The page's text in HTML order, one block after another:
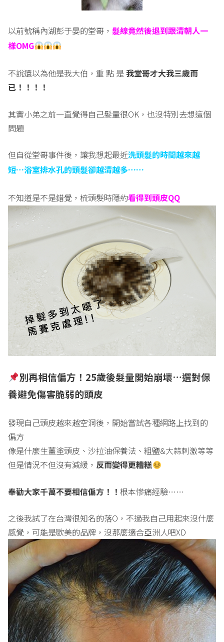
以前號稱內湖彭于晏的堂哥，髮線竟然後退到跟清朝人一
樣OMG
不說還以為他是我大伯，重 點 是我堂哥才大我三歲而
已！！！！
其實小弟之前一直覺得自己髮量很OK，也沒特別去想這個
問題
但自從堂哥事件後，讓我想起最近洗頭髮的時間越來越
短…浴室排水孔的頭髮卻越清越多……
不知道是不是錯覺，梳頭髮時隱約看得到頭皮QQ
別再相信偏方！ 25歲後髮量開始崩壞…選對保
養避免傷害脆弱的頭皮
發現自己頭皮越來越空洞後，開始嘗試各種網路上找到的
偏方
像是什麼生薑塗頭皮、沙拉油保養法、粗鹽&大蒜刺激等等
但是情況不但沒有減緩， 反而變得更糟糕
奉勸大家千萬不要相信偏方！！根本慘痛經驗……
之後我試了在台灣很知名的落O，不過我自己用起來沒什麼
感覺，可能是歐美的品牌，沒那麼適合亞洲人吧XD